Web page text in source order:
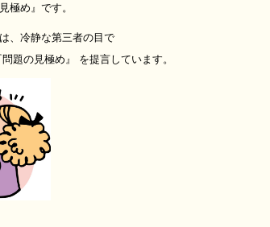
極め』です。
、冷静な第三者の目で
題の見極め』 を提言しています。